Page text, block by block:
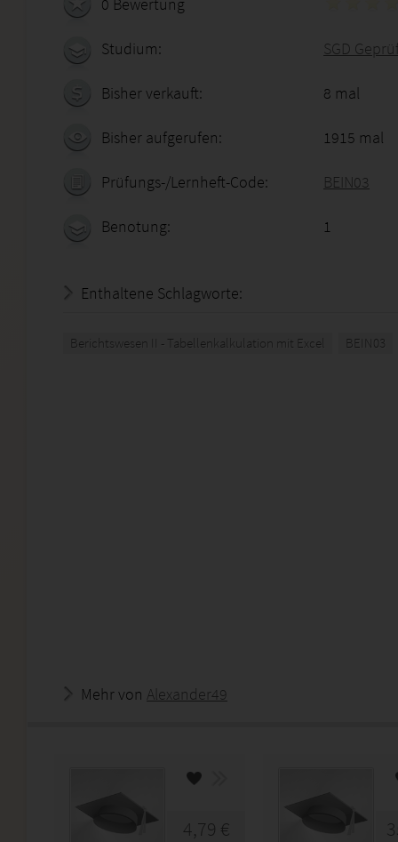
Studium: SGD
Bisher verkauft: 8 mal
Bisher aufgerufen: 1915 mal
Prüfungs-/Lernheft-Code: BEIN03
Benotung: 1
Enthaltene Schlagworte:
Berichtswesen II - Tabellenkalkulation mit Excel BEIN03
Mehr von Alexander49
4,79 €